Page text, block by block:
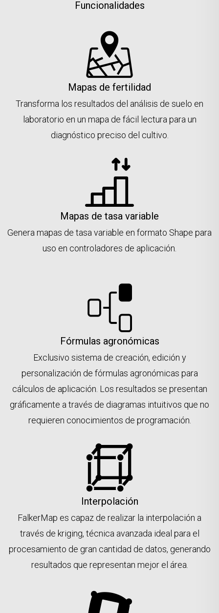
Funcionalidades
Mapas de fertilidad
Transforma los resultados del análisis de suelo en
laboratorio en un mapa de fácil lectura para un
diagnóstico preciso del cultivo.
Mapas de tasa variable
Genera mapas de tasa variable en formato Shape para
uso en controladores de aplicación.
Fórmulas agronómicas
Exclusivo sistema de creación, edición y
personalización de fórmulas agronómicas para
cálculos de aplicación. Los resultados se presentan
gráficamente a través de diagramas intuitivos que no
requieren conocimientos de programación.
Interpolación
FalkerMap es capaz de realizar la interpolación a
través de kriging, técnica avanzada ideal para el
procesamiento de gran cantidad de datos, generando
resultados que representan mejor el área.